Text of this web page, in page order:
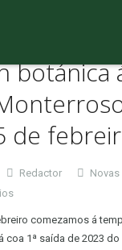
botánica
de
Redactor
Novas
en
comezamos á
coa 1ª saída de 2023